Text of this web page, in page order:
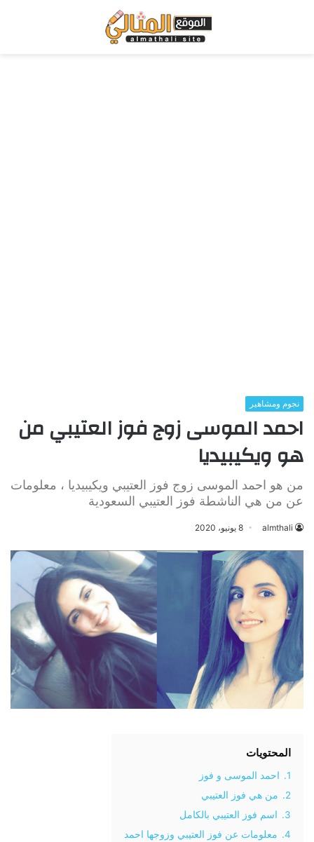
نجوم ومشاهير
احمد الموسى زوج فوز العتيبي من
هو ويكيبيديا
من هو احمد الموسى زوج فوز العتيبي ويكيبيديا ، معلومات
عن من هي الناشطة فوز العتيبي السعودية
almthali 8 يونيو، 2020
المحتويات
1.
احمد الموسى و فوز
2.
من هي فوز العتيبي
3.
اسم فوز العتيبي بالكامل
4.
معلومات عن فوز العتيبي وزوجها احمد